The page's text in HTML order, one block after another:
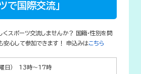
で国際交流」
くスポーツ交流しませんか？ 国籍・性別を問
安心して参加できます！ 申込みはこちら
日） 13時～17時